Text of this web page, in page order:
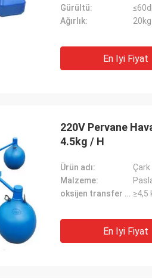
Gürültü:
Ağırlık:
20kg
En Iyi Fiyat
220V Pervane
4.5kg / H
Ürün adı:
Çark
Malzeme:
oksijen transfer kapasitesi: ≥4,5
En Iyi Fiyat